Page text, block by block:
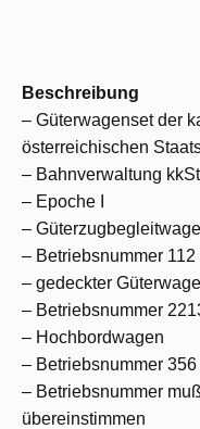
Beschreibung
– Güterwagenset der
österreichischen
– Bahnverwaltung
– Epoche I
–
– Betriebsnummer 112
– gedeckter
– Betriebsnummer
– Hochbordwagen
– Betriebsnummer 356
– Betriebsnummer
übereinstimmen